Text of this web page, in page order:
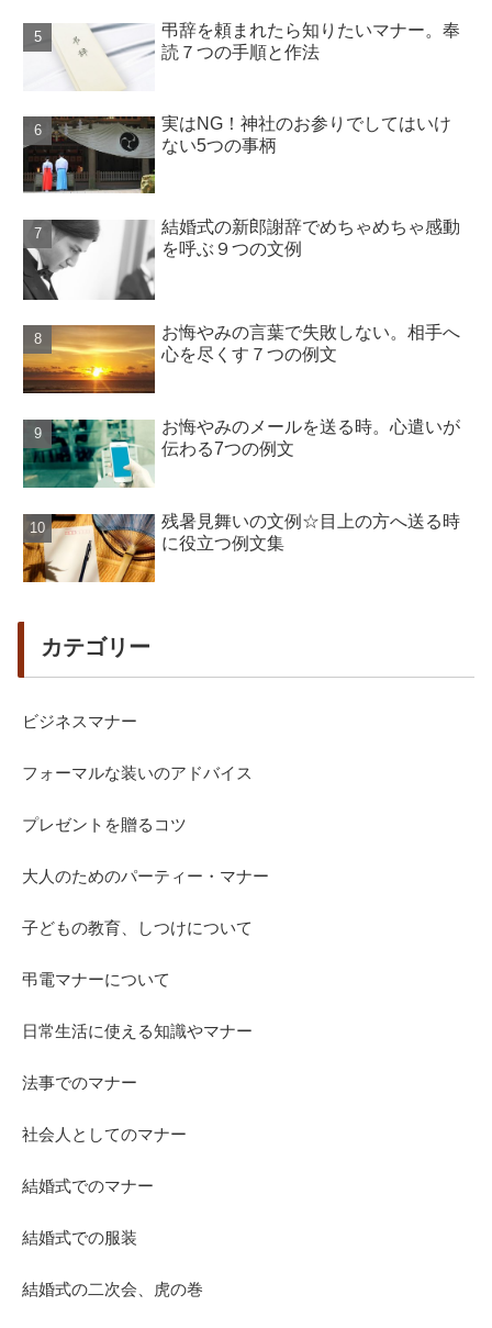
弔辞を頼まれたら知りたいマナー。奉
読７つの手順と作法
実はNG！神社のお参りでしてはいけ
ない5つの事柄
結婚式の新郎謝辞でめちゃめちゃ感動
を呼ぶ９つの文例
お悔やみの言葉で失敗しない。相手へ
心を尽くす７つの例文
お悔やみのメールを送る時。心遣いが
伝わる7つの例文
残暑見舞いの文例☆目上の方へ送る時
に役立つ例文集
カテゴリー
ビジネスマナー
フォーマルな装いのアドバイス
プレゼントを贈るコツ
大人のためのパーティー・マナー
子どもの教育、しつけについて
弔電マナーについて
日常生活に使える知識やマナー
法事でのマナー
社会人としてのマナー
結婚式でのマナー
結婚式での服装
結婚式の二次会、虎の巻